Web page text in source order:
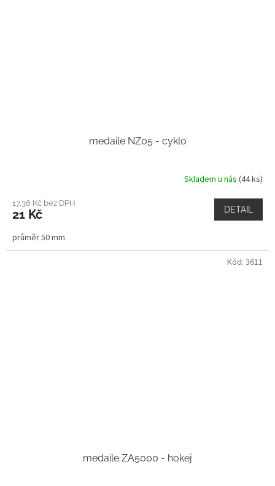
medaile NZ05 - cyklo
Skladem u nás (44 ks)
17,36 Kč bez DPH
21 Kč DETAIL
průměr 50 mm
medaile ZA5000 - hokej
Kód: 3611